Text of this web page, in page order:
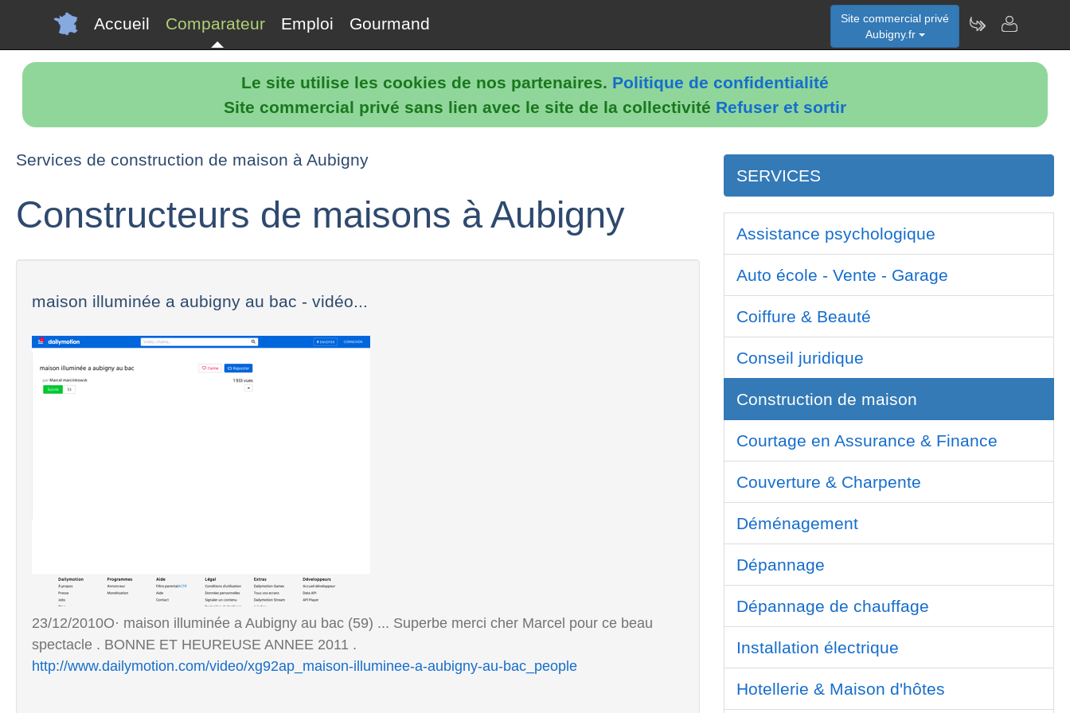
Le site utilise les cookies de nos partenaires. Politique de confidentialité
Site commercial privé sans lien avec le site de la collectivité Refuser et sortir
Accueil Comparateur Emploi Gourmand
Site commercial privé
Aubigny.fr
Services de construction de maison à Aubigny
Constructeurs de maisons à Aubigny
maison illuminée a aubigny au bac - vidéo...
23/12/2010O· maison illuminée a Aubigny au bac (59) ... Superbe merci cher Marcel pour ce beau
spectacle . BONNE ET HEUREUSE ANNEE 2011 .
http://www.dailymotion.com/video/xg92ap_maison-illuminee-a-aubigny-au-bac_people
SERVICES
Assistance psychologique
Auto école - Vente - Garage
Coiffure & Beauté
Conseil juridique
Construction de maison
Courtage en Assurance & Finance
Couverture & Charpente
Déménagement
Dépannage
Dépannage de chauffage
Installation électrique
Hotellerie & Maison d'hôtes